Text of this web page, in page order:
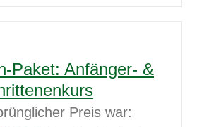
Paket: Anfänger- &
Preis war: